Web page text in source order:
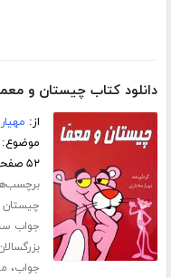
دانلود کتاب چیستان و
از:
۵۲ صفحه
چیستان
جواب
جواب،